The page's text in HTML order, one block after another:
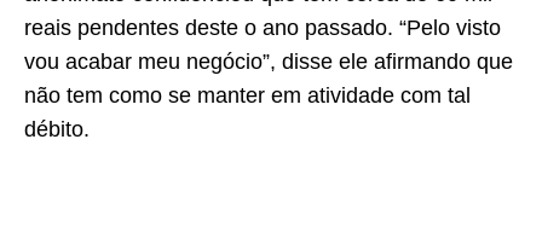
reais pendentes deste o ano passado. “Pelo visto
vou acabar meu negócio”, disse ele afirmando que
não tem como se manter em atividade com tal
débito.